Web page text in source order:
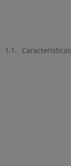
Características